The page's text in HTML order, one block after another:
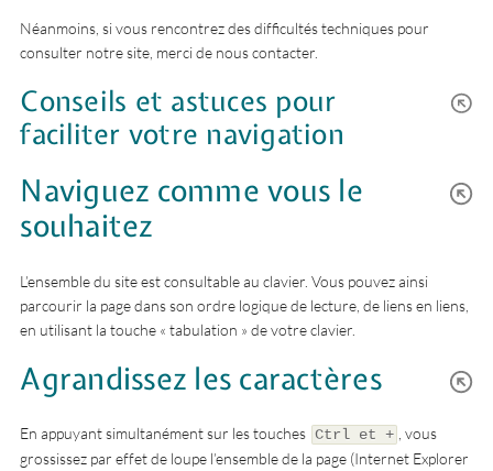
Néanmoins, si vous rencontrez des difficultés techniques pour
consulter notre site, merci de nous contacter.
Conseils et astuces pour
faciliter votre navigation
Naviguez comme vous le
souhaitez
L’ensemble du site est consultable au clavier. Vous pouvez ainsi
parcourir la page dans son ordre logique de lecture, de liens en liens,
en utilisant la touche « tabulation » de votre clavier.
Agrandissez les caractères
En appuyant simultanément sur les touches Ctrl et +
, vous
grossissez par effet de loupe l’ensemble de la page (Internet Explorer